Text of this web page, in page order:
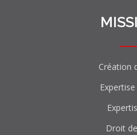
Création
Droit